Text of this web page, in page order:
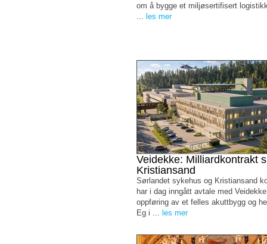
om å bygge et miljøsertifisert
... les mer
Veidekke: Milliardkontrakt
Kristiansand
Sørlandet sykehus og Kristiansand
har i dag inngått avtale med
oppføring av et felles akuttbygg og
Eg i ... les mer